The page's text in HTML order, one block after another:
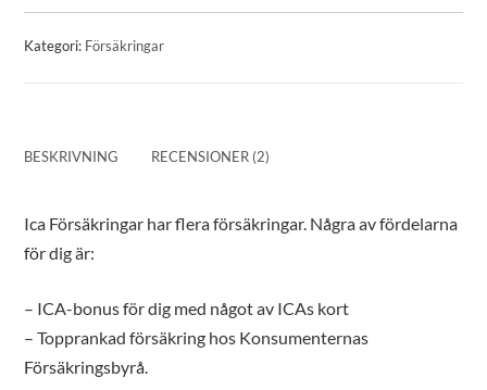
Kategori: Försäkringar
BESKRIVNING RECENSIONER (2)
Ica Försäkringar har flera försäkringar. Några av fördelarna
för dig är:
– ICA-bonus för dig med något av ICAs kort
– Topprankad försäkring hos Konsumenternas
Försäkringsbyrå.